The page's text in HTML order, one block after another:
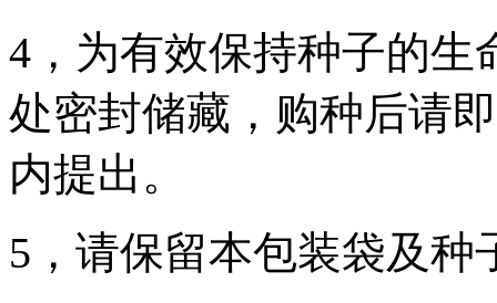
4，为有效保持种子的生
处密封储藏，购种后请
内提出。
5，请保留本包装袋及